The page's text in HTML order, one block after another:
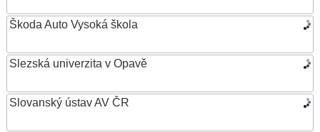
Škoda Auto Vysoká škola
Slezská univerzita v Opavě
Slovanský ústav AV ČR